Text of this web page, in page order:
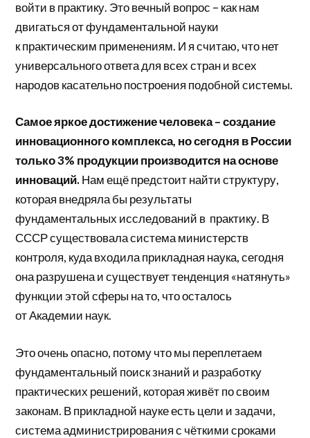
войти в практику. Это вечный вопрос – как нам
двигаться от фундаментальной науки
к практическим применениям. И я считаю, что нет
универсального ответа для всех стран и всех
народов касательно построения подобной системы.
Самое яркое достижение человека – создание
инновационного комплекса, но сегодня в России
только 3% продукции производится на основе
инноваций.Нам ещё предстоит найти структуру,
которая внедряла бы результаты
фундаментальных исследований в практику. В
СССР существовала система министерств
контроля, куда входила прикладная наука, сегодня
она разрушена и существует тенденция «натянуть»
функции этой сферы на то, что осталось
от Академии наук.
Это очень опасно, потому что мы переплетаем
фундаментальный поиск знаний и разработку
практических решений, которая живёт по своим
законам. В прикладной науке есть цели и задачи,
система администрирования с чёткими сроками